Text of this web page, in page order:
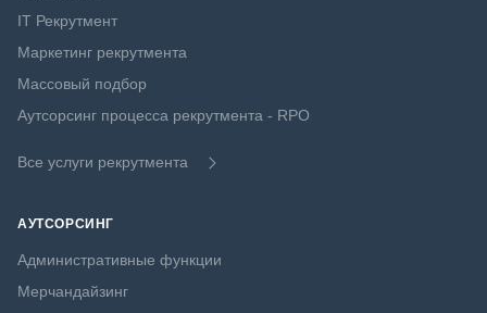
IT Рекрутмент
Маркетинг рекрутмента
Массовый подбор
Аутсорсинг процесса рекрутмента - RPO
Все услуги рекрутмента
АУТСОРСИНГ
Административные функции
Мерчандайзинг